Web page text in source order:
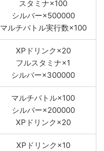
スタミナ×100
シルバー×500000
マルチバトル実行数×100
XPドリンク×20
フルスタミナ×1
シルバー×300000
マルチバトル×100
シルバー×200000
XPドリンク×20
XPドリンク×10